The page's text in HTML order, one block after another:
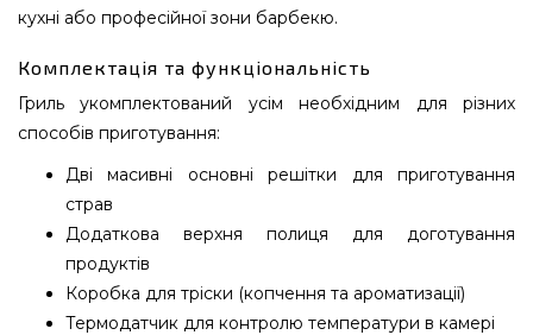
кухні або професійної зони барбекю.
Комплектація та функціональність
Гриль укомплектований усім необхідним для різних
способів приготування:
Дві масивні основні решітки для приготування
страв
Додаткова верхня полиця для доготування
продуктів
Коробка для тріски (копчення та ароматизації)
Термодатчик для контролю температури в камері